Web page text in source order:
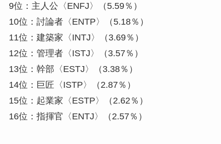
9位：主人公〈ENFJ〉（5.59％）
10位：討論者〈ENTP〉（5.18％）
11位：建築家〈INTJ〉（3.69％）
12位：管理者〈ISTJ〉（3.57％）
13位：幹部〈ESTJ〉（3.38％）
14位：巨匠〈ISTP〉（2.87％）
15位：起業家〈ESTP〉（2.62％）
16位：指揮官〈ENTJ〉（2.57％）